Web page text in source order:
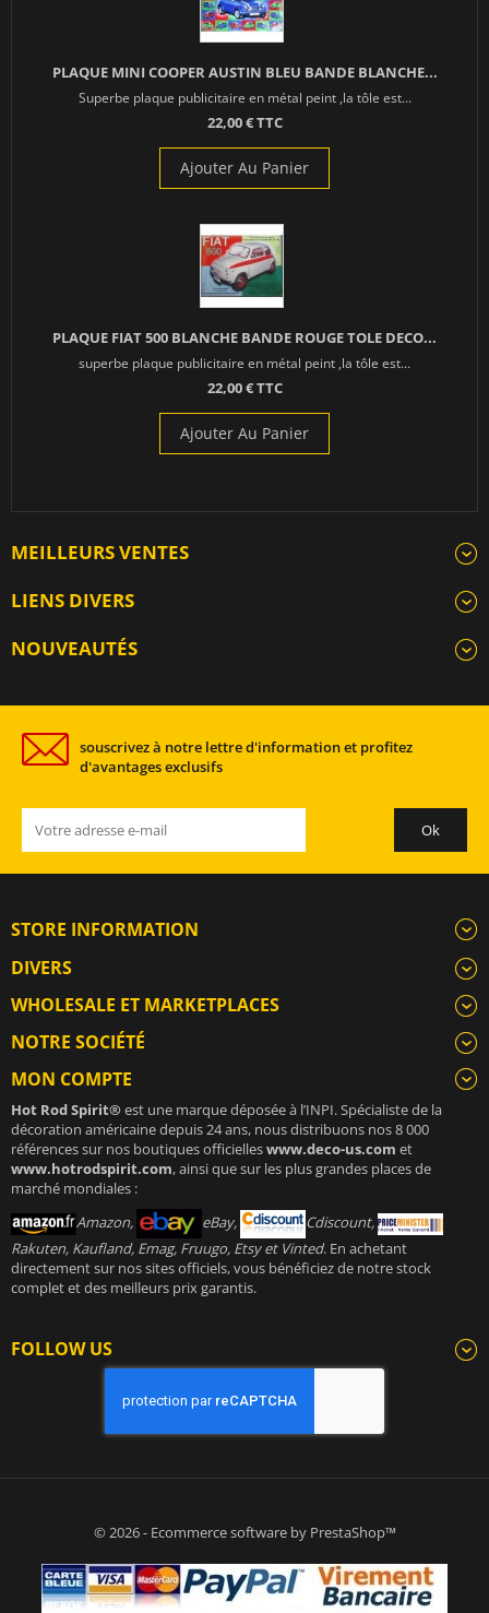
PLAQUE MINI COOPER AUSTIN BLEU BANDE BLANCHE...
Superbe plaque publicitaire en métal peint ,la tôle est...
22,00 € TTC
Ajouter Au Panier
PLAQUE FIAT 500 BLANCHE BANDE ROUGE TOLE DECO...
superbe plaque publicitaire en métal peint ,la tôle est...
22,00 € TTC
Ajouter Au Panier
MEILLEURS VENTES
LIENS DIVERS
NOUVEAUTÉS
souscrivez à notre lettre d'information et profitez
d'avantages exclusifs
STORE INFORMATION
DIVERS
WHOLESALE ET MARKETPLACES
NOTRE SOCIÉTÉ
MON COMPTE
Hot Rod Spirit®est une marque déposée à l’INPI. Spécialiste de la
décoration américaine depuis 24 ans, nous distribuons nos 8 000
références sur nos boutiques officielleswww.deco-us.com et
www.hotrodspirit.com, ainsi que sur les plus grandes places de
marché mondiales :
Amazon,
eBay,
Cdiscount,
Rakuten, Kaufland, Emag, Fruugo, Etsy et Vinted. En achetant
directement sur nos sites officiels, vous bénéficiez de notre stock
complet et des meilleurs prix garantis.
FOLLOW US
© 2026 - Ecommerce software by PrestaShop™